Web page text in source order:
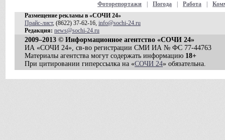
Фоторепортажи Погода Работа
Размещение рекламы в «СОЧИ 24»
Прайс-лист, (8622) 37-62-16, info@sochi-24.ru
Редакция: news@sochi-24.ru
2009–2013 © Информационное агентство «СОЧИ 24»
ИА «СОЧИ 24», св-во регистрации СМИ ИА № ФС 77-44763
Материалы агентства могут содержать информацию 18+
При цитировании гиперссылка на «СОЧИ 24» обязательна.